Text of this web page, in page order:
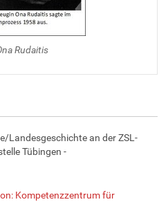
Rudaitis
Landesgeschichte an der ZSL-
Tübingen -
Kompetenzzentrum für